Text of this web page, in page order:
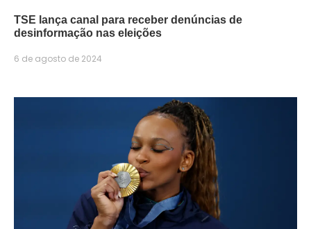
TSE lança canal para receber denúncias de
desinformação nas eleições
6 de agosto de 2024